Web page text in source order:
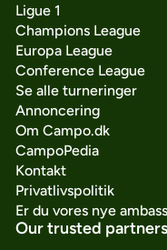
Ligue 1
Champions League
Europa League
Conference League
Se alle turneringer
Annoncering
Om Campo.dk
CampoPedia
Kontakt
Privatlivspolitik
Er du vores nye
Our trusted partners